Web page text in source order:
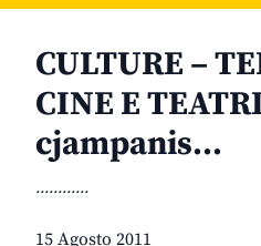
CULTURE –
CINE E
cjampanis…
............
15 Agosto 2011